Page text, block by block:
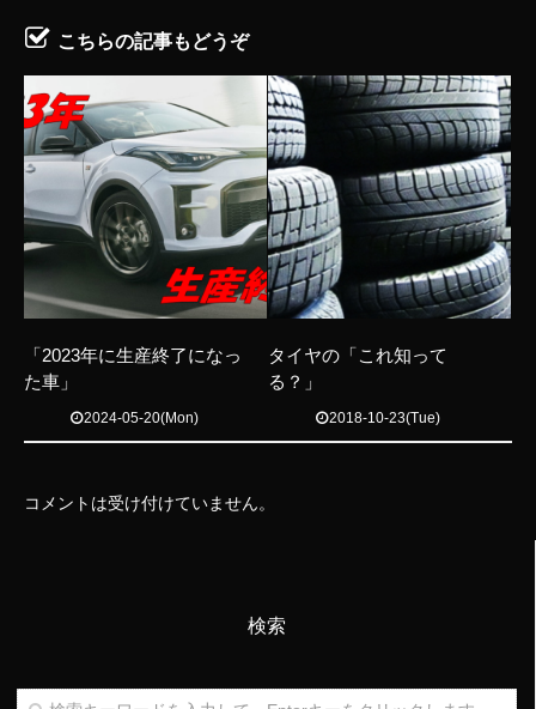
こちらの記事もどうぞ
「2023年に生産終了になっ
た車」
2024-05-20(Mon)
タイヤの「これ知って
る？」
2018-10-23(Tue)
コメントは受け付けていません。
検索